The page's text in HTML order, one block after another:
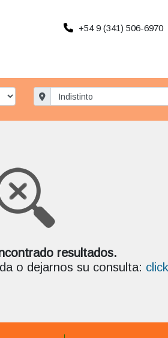
+54 9 (341) 506-6970
resultados.
o dejarnos su consulta: